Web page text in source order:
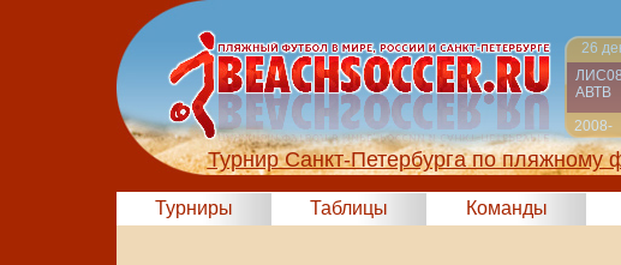
26
ЛИС08
АВТВ
2008-
2009
Турнир Санкт-Петербурга по пляжному
Турниры Таблицы Команды